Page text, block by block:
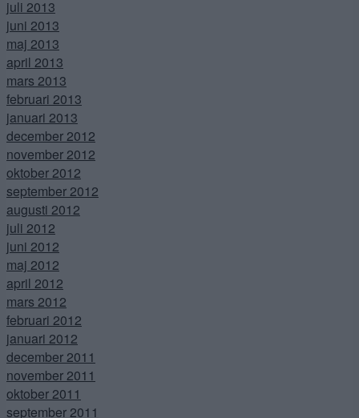
juli 2013
juni 2013
maj 2013
april 2013
mars 2013
februari 2013
januari 2013
december 2012
november 2012
oktober 2012
september 2012
augusti 2012
juli 2012
juni 2012
maj 2012
april 2012
mars 2012
februari 2012
januari 2012
december 2011
november 2011
oktober 2011
september 2011